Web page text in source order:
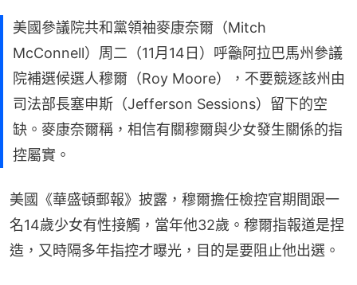
美國參議院共和黨領袖麥康奈爾（Mitch
McConnell）周二（11月14日）呼籲阿拉巴馬州參議
院補選候選人穆爾（Roy Moore），不要競逐該州由
司法部長塞申斯（Jefferson Sessions）留下的空
缺。麥康奈爾稱，相信有關穆爾與少女發生關係的指
控屬實。
美國《華盛頓郵報》披露，穆爾擔任檢控官期間跟一
名14歲少女有性接觸，當年他32歲。穆爾指報道是捏
造，又時隔多年指控才曝光，目的是要阻止他出選。